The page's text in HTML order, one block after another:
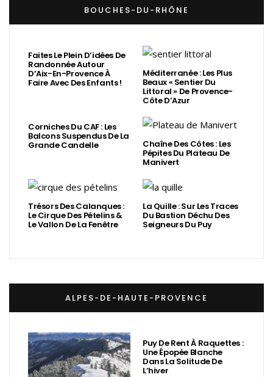
BOUCHES-DU-RHÔNE
Faites Le Plein D’idées De
Randonnée Autour
D’Aix-En-Provence À
Faire Avec Des Enfants !
Méditerranée : Les Plus
Beaux « Sentier Du
Littoral » De Provence-
Côte D’Azur
Corniches Du CAF : Les
Balcons Suspendus De La
Grande Candelle Chaîne Des Côtes : Les
Pépites Du Plateau De
Manivert
Trésors Des Calanques :
Le Cirque Des Pételins &
Le Vallon De La Fenêtre
La Quille : Sur Les Traces
Du Bastion Déchu Des
Seigneurs Du Puy
ALPES-DE-HAUTE-PROVENCE
Puy De Rent À Raquettes :
Une Épopée Blanche
Dans La Solitude De
L’hiver